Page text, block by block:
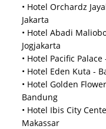
• Hotel Orchardz
Jakarta
• Hotel Abadi
Jogjakarta
• Hotel Pacific Palace
• Hotel Eden Kuta -
• Hotel Golden
Bandung
• Hotel Ibis City
Makassar